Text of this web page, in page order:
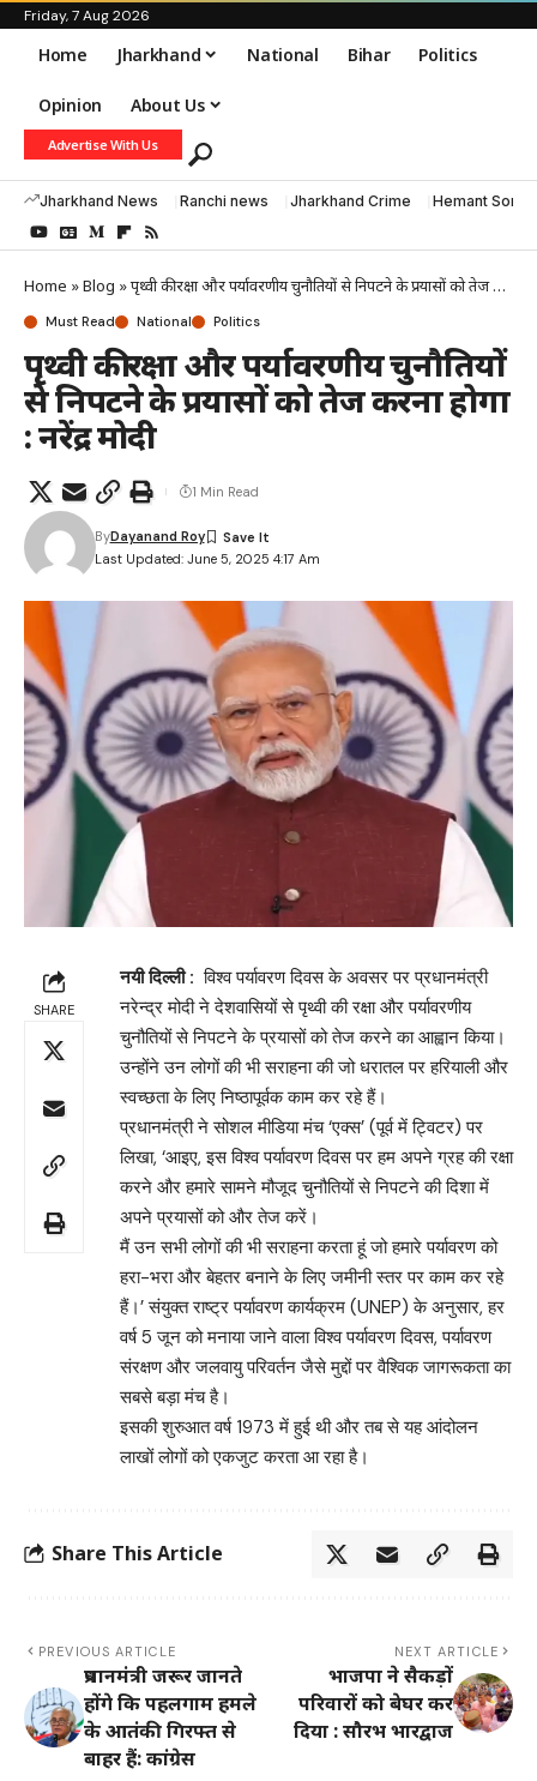
Friday, 7 Aug 2026
Home Jharkhand National Bihar Politics
Opinion About Us
Advertise With Us
Jharkhand News Ranchi news Jharkhand Crime Hemant Soren
Home »Blog »पृथ्वी की रक्षा और पर्यावरणीय चुनौतियों से निपटने के प्रयासों को तेज करना होगा : नरेंद्र मोदी
Must Read National Politics
पृथ्वी की रक्षा और पर्यावरणीय चुनौतियों
से निपटने के प्रयासों को तेज करना होगा
: नरेंद्र मोदी
Last Updated: June 5, 2025 4:17 Am
ByDayanand Roy
1 Min Read
SHARE
नयी दिल्ली : विश्व पर्यावरण दिवस के अवसर पर प्रधानमंत्री
नरेन्द्र मोदी ने देशवासियों से पृथ्वी की रक्षा और पर्यावरणीय
चुनौतियों से निपटने के प्रयासों को तेज करने का आह्वान किया।
उन्होंने उन लोगों की भी सराहना की जो धरातल पर हरियाली और
स्वच्छता के लिए निष्ठापूर्वक काम कर रहे हैं।
प्रधानमंत्री ने सोशल मीडिया मंच ‘एक्स’ (पूर्व में ट्विटर) पर
लिखा, ‘आइए, इस विश्व पर्यावरण दिवस पर हम अपने ग्रह की रक्षा
करने और हमारे सामने मौजूद चुनौतियों से निपटने की दिशा में
अपने प्रयासों को और तेज करें।
मैं उन सभी लोगों की भी सराहना करता हूं जो हमारे पर्यावरण को
हरा-भरा और बेहतर बनाने के लिए जमीनी स्तर पर काम कर रहे
हैं।’ संयुक्त राष्ट्र पर्यावरण कार्यक्रम (UNEP) के अनुसार, हर
वर्ष 5 जून को मनाया जाने वाला विश्व पर्यावरण दिवस, पर्यावरण
संरक्षण और जलवायु परिवर्तन जैसे मुद्दों पर वैश्विक जागरूकता का
सबसे बड़ा मंच है।
इसकी शुरुआत वर्ष 1973 में हुई थी और तब से यह आंदोलन
लाखों लोगों को एकजुट करता आ रहा है।
Share This Article
PREVIOUS ARTICLE
प्रधानमंत्री जरूर जानते
होंगे कि पहलगाम हमले
के आतंकी गिरफ्त से
बाहर हैं: कांग्रेस
NEXT ARTICLE
भाजपा ने सैकड़ों
परिवारों को बेघर कर
दिया : सौरभ भारद्वाज